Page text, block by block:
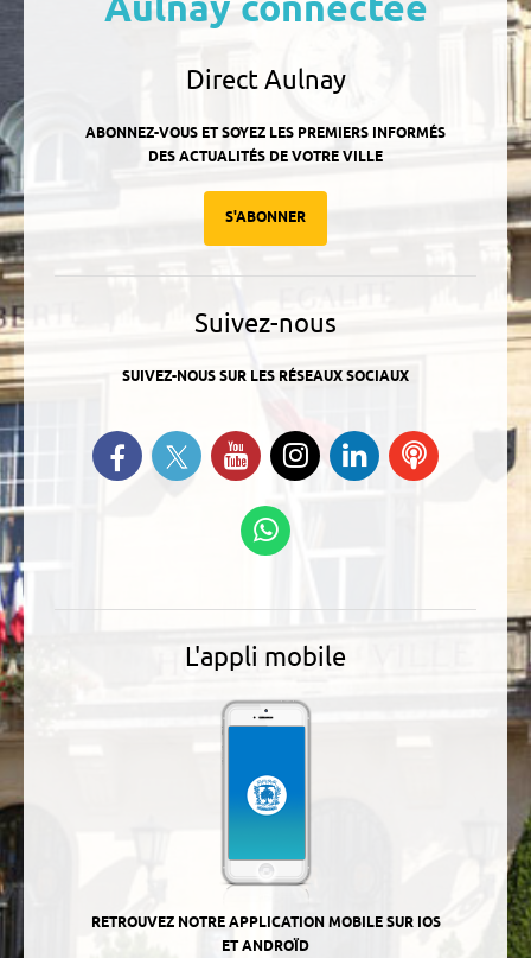
Aulnay connectée
Direct Aulnay
ABONNEZ-VOUS ET SOYEZ LES PREMIERS INFORMÉS
DES ACTUALITÉS DE VOTRE VILLE
S'ABONNER
Suivez-nous
SUIVEZ-NOUS SUR LES RÉSEAUX SOCIAUX
Retrouvez-nous sur Facebook
Suivez-nous sur Twitter
Suivez-nous sur YouTube
Suivez-nous sur
Instagram
Retrouvez-
nous sur
Ecoutez
L'appli mobile
RETROUVEZ NOTRE APPLICATION MOBILE SUR IOS
ET ANDROÏD